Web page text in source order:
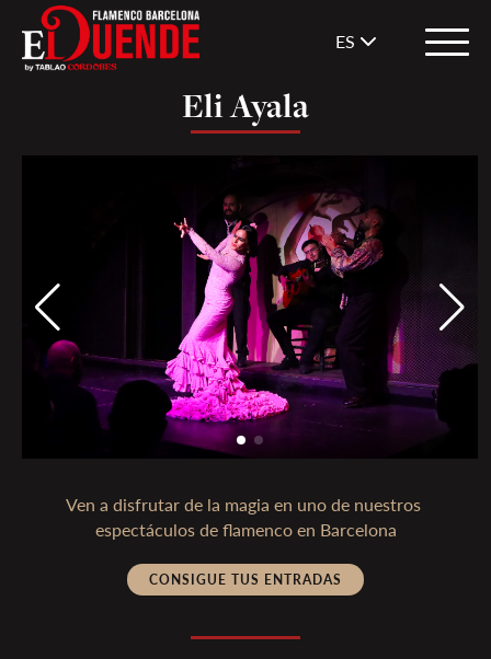
ES
Eli Ayala
Ven a disfrutar de la magia en uno de nuestros
espectáculos de flamenco en Barcelona
CONSIGUE TUS ENTRADAS